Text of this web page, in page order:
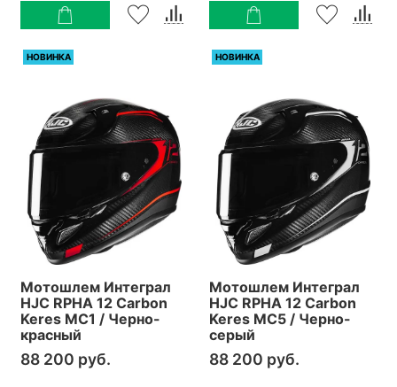
НОВИНКА
Мотошлем Интеграл
HJC RPHA 12 Carbon
Keres MC1 / Черно-
красный
88 200 руб.
НОВИНКА
Мотошлем Интеграл
HJC RPHA 12 Carbon
Keres MC5 / Черно-
серый
88 200 руб.